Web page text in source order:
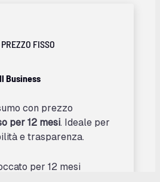
FISSO
Business
con prezzo
per 12 mesi. Ideale per
e trasparenza.
per 12 mesi